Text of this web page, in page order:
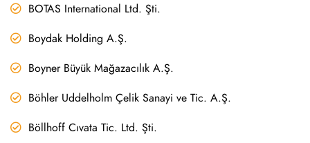
BOTAS International Ltd. Şti.
Boydak Holding A.Ş.
Boyner Büyük Mağazacılık A.Ş.
Böhler Uddelholm Çelik Sanayi ve Tic. A.Ş.
Böllhoff Cıvata Tic. Ltd. Şti.